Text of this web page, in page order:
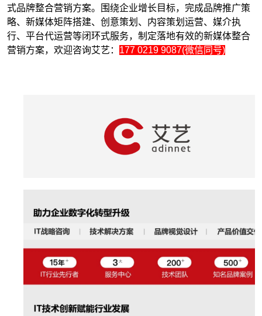
式品牌整合营销方案。围绕企业增长目标，完成品牌推广策
略、新媒体矩阵搭建、创意策划、内容策划运营、媒介执
行、平台代运营等闭环式服务，制定落地有效的新媒体整合
营销方案，欢迎咨询艾艺： 177 0219 9087(微信同号)